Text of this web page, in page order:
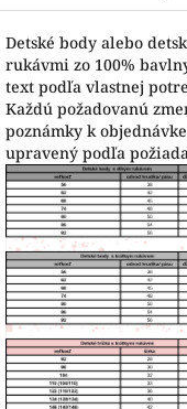
Detské body alebo
rukávmi zo 100%
text podľa vlastnej
Každú požadovanú
poznámky k
upravený podľa